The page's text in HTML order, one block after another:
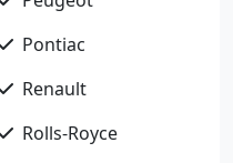
Pontiac
Renault
Rolls-Royce